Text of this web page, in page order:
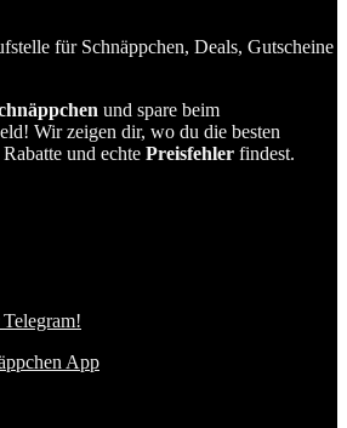
für Schnäppchen, Deals, Gutscheine
und spare beim
Wir zeigen dir, wo du die besten
und echte Preisfehler findest.
App